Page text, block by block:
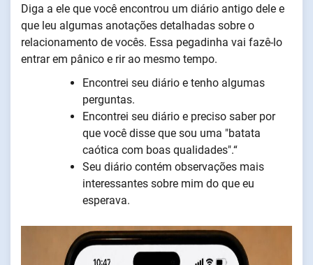
Diga a ele que você encontrou um diário antigo dele e
que leu algumas anotações detalhadas sobre o
relacionamento de vocês. Essa pegadinha vai fazê-lo
entrar em pânico e rir ao mesmo tempo.
Encontrei seu diário e tenho algumas
perguntas.
Encontrei seu diário e preciso saber por
que você disse que sou uma "batata
caótica com boas qualidades".“
Seu diário contém observações mais
interessantes sobre mim do que eu
esperava.